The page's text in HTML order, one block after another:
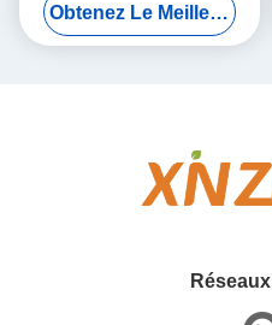
pour le travail du bois et la
construction
Obtenez Le Meilleur Prix